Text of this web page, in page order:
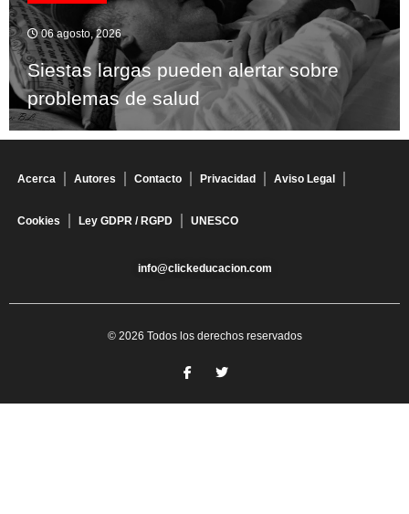
06 agosto, 2026
Siestas largas pueden alertar sobre
problemas de salud
Acerca Autores Contacto Privacidad Aviso Legal
Cookies Ley GDPR / RGPD UNESCO
info@clickeducacion.com
© 2026 Todos los derechos reservados